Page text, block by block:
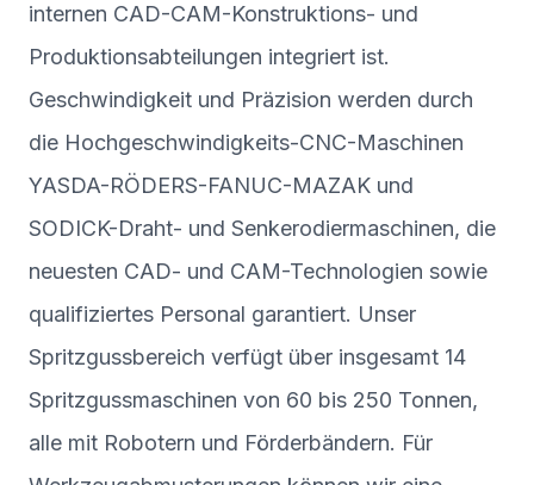
internen CAD-CAM-Konstruktions- und
Produktionsabteilungen integriert ist.
Geschwindigkeit und Präzision werden durch
die Hochgeschwindigkeits-CNC-Maschinen
YASDA-RÖDERS-FANUC-MAZAK und
SODICK-Draht- und Senkerodiermaschinen, die
neuesten CAD- und CAM-Technologien sowie
qualifiziertes Personal garantiert. Unser
Spritzgussbereich verfügt über insgesamt 14
Spritzgussmaschinen von 60 bis 250 Tonnen,
alle mit Robotern und Förderbändern. Für